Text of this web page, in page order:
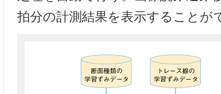
拍分の計測結果を表示することが